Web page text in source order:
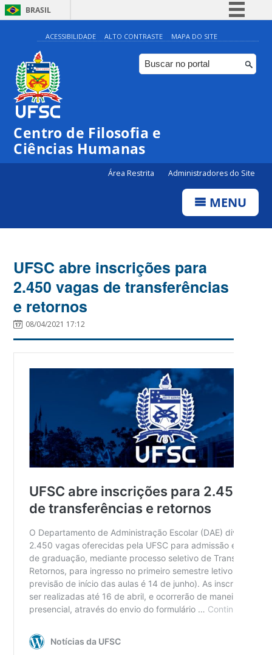
BRASIL
Simplifique!
Comunica BR
Participe
ACESSIBILIDADE ALTO CONTRASTE MAPA DO SITE
Centro de Filosofia e
Ciências Humanas
Área Restrita Administradores do Site
MENU
UFSC abre inscrições para
2.450 vagas de transferências
e retornos
08/04/2021 17:12